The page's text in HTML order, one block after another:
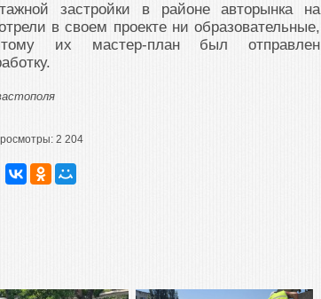
застройки в районе авторынка на
в своем проекте ни образовательные,
их мастер-план был отправлен
2 204